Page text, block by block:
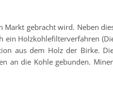
gebracht wird. Neben
Holzkohlefilterverfahren
aus dem Holz der Birke.
an die Kohle gebunden.